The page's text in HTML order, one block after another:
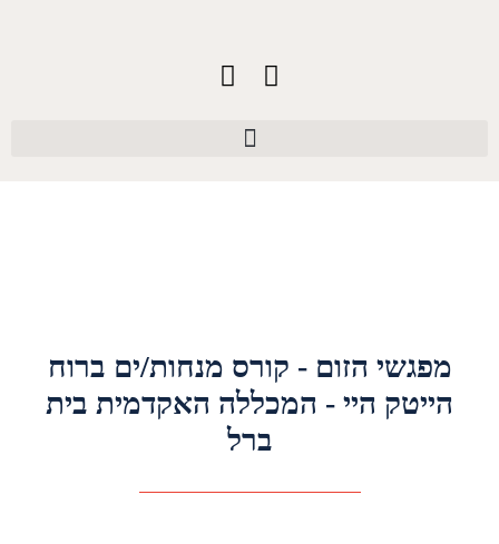
מפגשי הזום - קורס מנחות/ים ברוח
הייטק היי - המכללה האקדמית בית
ברל